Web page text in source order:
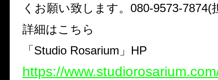
くお願い致します。080-9573-7874(
詳細はこちら
「Studio Rosarium」HP
https://